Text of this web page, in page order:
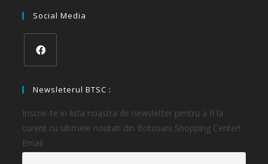
Social Media
Newsleterul BTSC :
Inscrie-te in lista noastra de newsletter pentru a fi la
curent cu ultimele noutati din Botosani Shopping Center!
Email